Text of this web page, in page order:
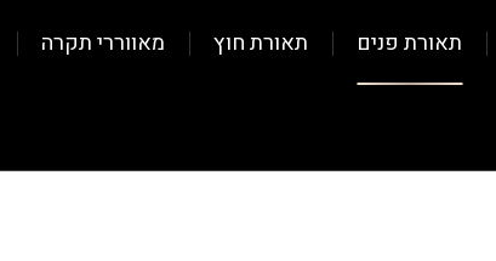
תאורת פנים תאורת חוץ מאווררי תקרה